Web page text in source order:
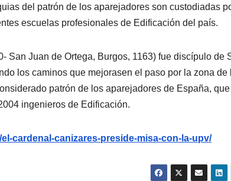
del patrón de los aparejadores son custodiadas
escuelas profesionales de Edificación del país.
San Juan de Ortega, Burgos, 1163) fue discípulo de
los caminos que mejorasen el paso por la zona de
patrón de los aparejadores de España,
ingenieros de Edificación.
cardenal-canizares-preside-misa-con-la-upv/